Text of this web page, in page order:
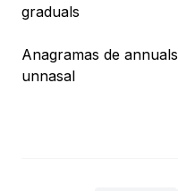
graduals
Anagramas de annuals
unnasal